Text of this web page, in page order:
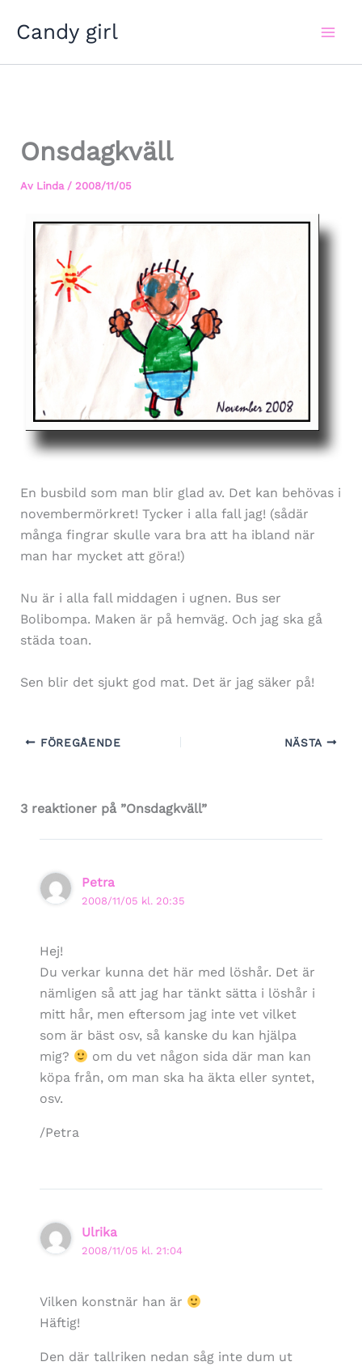
Candy girl
Onsdagkväll
Av Linda / 2008/11/05
En busbild som man blir glad av. Det kan behövas i
novembermörkret! Tycker i alla fall jag! (sådär
många fingrar skulle vara bra att ha ibland när
man har mycket att göra!)
Nu är i alla fall middagen i ugnen. Bus ser
Bolibompa. Maken är på hemväg. Och jag ska gå
städa toan.
Sen blir det sjukt god mat. Det är jag säker på!
FÖREGÅENDE NÄSTA
3 reaktioner på ”Onsdagkväll”
Petra
2008/11/05 kl. 20:35
Hej!
Du verkar kunna det här med löshår. Det är
nämligen så att jag har tänkt sätta i löshår i
mitt hår, men eftersom jag inte vet vilket
som är bäst osv, så kanske du kan hjälpa
mig?
om du vet någon sida där man kan
köpa från, om man ska ha äkta eller syntet,
osv.
/Petra
Ulrika
2008/11/05 kl. 21:04
Vilken konstnär han är
Häftig!
Den där tallriken nedan såg inte dum ut